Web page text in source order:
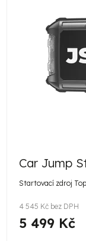
Car Jump
Startovací zdroj
4 545 Kč bez DPH
5 499 Kč